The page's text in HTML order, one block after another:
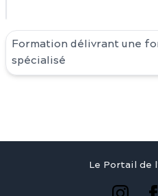
Formation délivrant une
spécialisé
Le Portail de